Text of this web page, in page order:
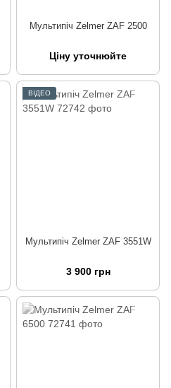
Мультипіч Zelmer ZAF 2500
Ціну уточнюйте
ВІДЕО
Мультипіч Zelmer ZAF 3551W
3 900 грн